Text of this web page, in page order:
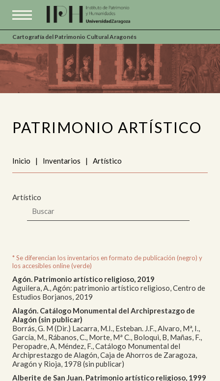
Cartografía del Patrimonio Cultural Aragonés
PATRIMONIO ARTÍSTICO
Inicio | Inventarios | Artístico
Artístico
* Se diferencian los inventarios en formato de publicación (negro) y
los accesibles online (verde)
Agón. Patrimonio artístico religioso, 2019
Aguilera, A., Agón: patrimonio artístico religioso, Centro de
Estudios Borjanos, 2019
Alagón. Catálogo Monumental del Archiprestazgo de
Alagón (sin publicar)
Borrás, G. M (Dir.) Lacarra, M.I., Esteban. J.F., Alvaro, Mª, I.,
García, M., Rábanos, C., Morte, Mª C., Boloqui, B, Mañas, F.,
Peropadre, A, Méndez, F., Catálogo Monumental del
Archiprestazgo de Alagón, Caja de Ahorros de Zaragoza,
Aragón y Rioja, 1978 (sin publicar)
Alberite de San Juan. Patrimonio artístico religioso, 1999